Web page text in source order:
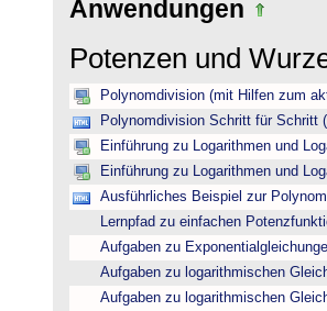
Anwendungen
Potenzen und
Polynomdivision (mit Hilfen zum
Polynomdivision Schritt für Schritt
Einführung zu Logarithmen und
Einführung zu Logarithmen und
Ausführliches Beispiel zur
Lernpfad zu einfachen
Aufgaben zu
Aufgaben zu logarithmischen
Aufgaben zu logarithmischen